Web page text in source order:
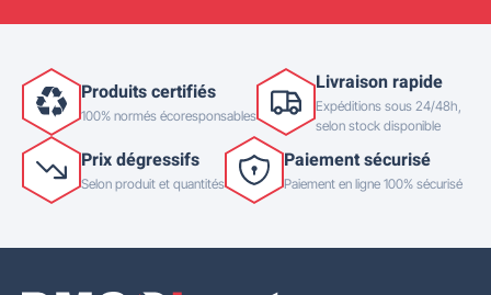
Produits certifiés
100% normés écoresponsables
Livraison rapide
Expéditions sous 24/48h,
selon stock disponible
Prix dégressifs
Selon produit et quantités
Paiement sécurisé
Paiement en ligne 100% sécurisé